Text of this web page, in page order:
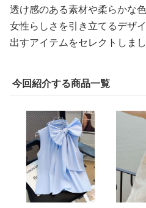
透け感のある素材や柔らかな
女性らしさを引き立てるデザ
出すアイテムをセレクトしまし
今回紹介する商品一覧